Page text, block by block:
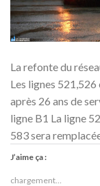
La refonte du
Les lignes
après 26 ans de
ligne B1 La ligne
583 sera
J’aime ça :
chargement…